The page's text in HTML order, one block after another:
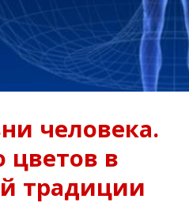
человека.
цветов в
традиции